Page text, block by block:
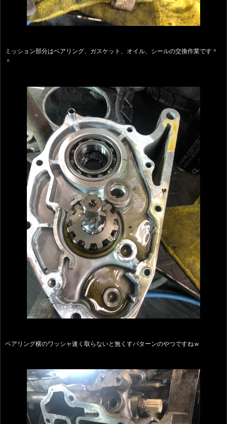
ミッション部分はベアリング、ガスケット、オイル、シールの交換作業です＾
＾
ベアリング横のワッシャ速く取らないと無くすパターンのやつですねｗ